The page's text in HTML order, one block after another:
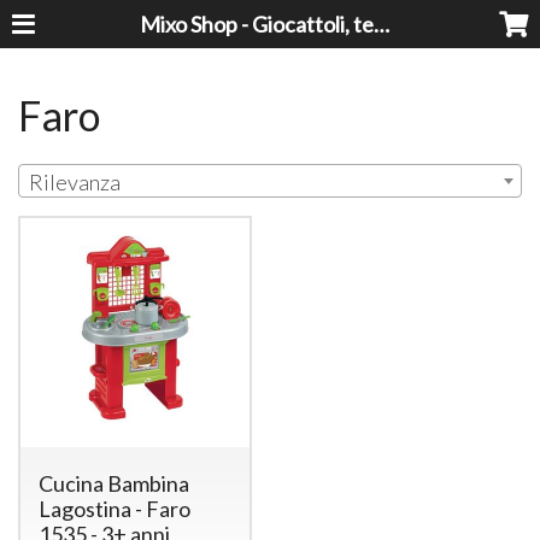
Mixo Shop - Giocattoli, tecnologia, casa e giardino a prezzi super!
Faro
Rilevanza
Cucina Bambina
Lagostina - Faro
1535 - 3+ anni